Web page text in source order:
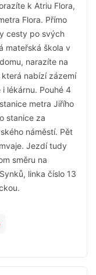
k Atriu Flora,
Flora. Přímo
cesty po svých
mateřská škola v
narazíte na
která nabízí zázemí
lékárnu. Pouhé 4
metra Jiřího
stanice za
náměstí. Pět
Jezdí tudy
směru na
linka číslo 13